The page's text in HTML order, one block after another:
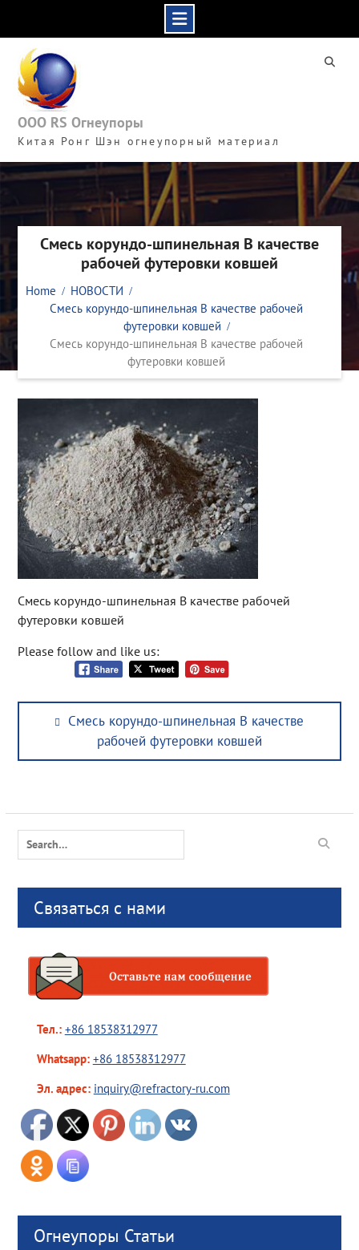
content
ООО RS Огнеупоры
Китая Ронг Шэн огнеупорный материал
Смесь корундо-шпинельная В качестве
рабочей футеровки ковшей
Home
НОВОСТИ
Смесь корундо-шпинельная В качестве рабочей
футеровки ковшей
Смесь корундо-шпинельная В качестве рабочей
футеровки ковшей
Смесь корундо-шпинельная В качестве рабочей
футеровки ковшей
Please follow and like us:
Post
navigationPrevious
Смесь корундо-шпинельная В качестве
рабочей футеровки ковшей
Search
Связаться с нами
Тел.: +86 18538312977
Whatsapp: +86 18538312977
Эл. адрес: inquiry@refractory-ru.com
Огнеупоры Статьи